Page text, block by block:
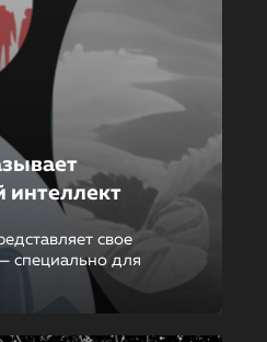
интеллект
свое
специально для